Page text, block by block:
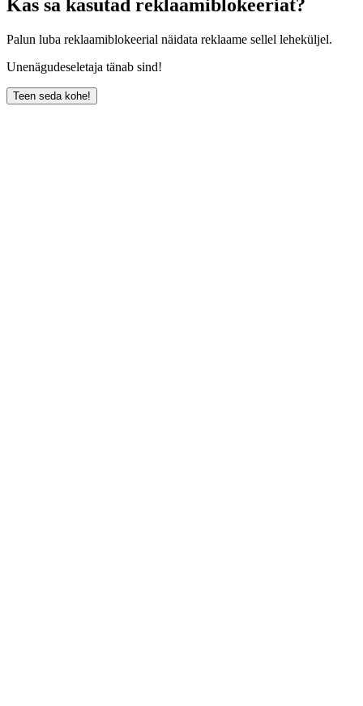
Kas sa kasutad reklaamiblokeeriat?
Palun luba reklaamiblokeerial näidata reklaame sellel leheküljel.
Unenägudeseletaja tänab sind!
Teen seda kohe!